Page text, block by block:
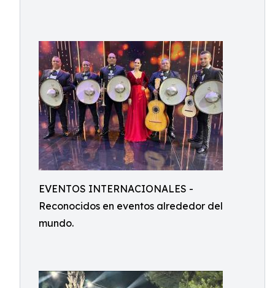
EVENTOS INTERNACIONALES -
Reconocidos en eventos alrededor del
mundo.